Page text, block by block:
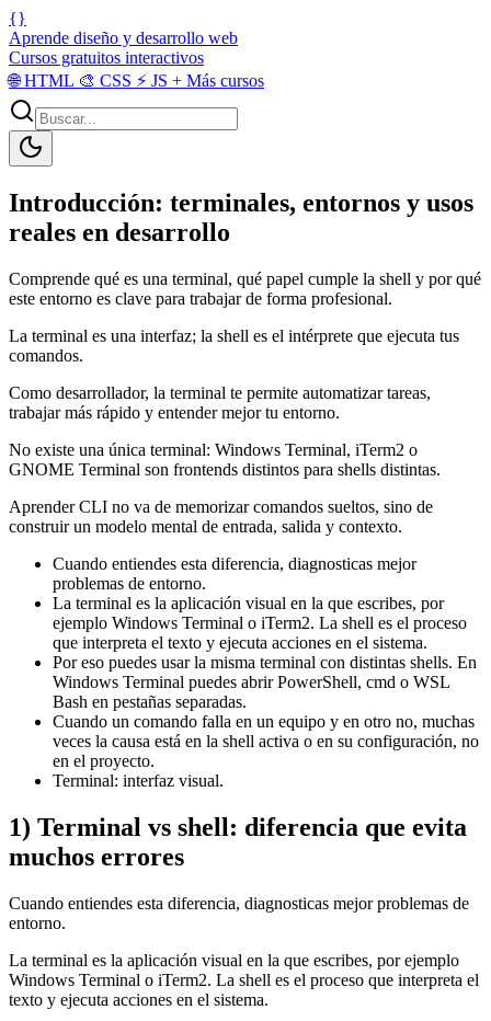
{}
Aprende diseño y desarrollo web
Cursos gratuitos interactivos
🌐HTML 🎨 CSS ⚡ JS + Más cursos
Introducción: terminales, entornos y usos
reales en desarrollo
Comprende qué es una terminal, qué papel cumple la shell y por qué
este entorno es clave para trabajar de forma profesional.
La terminal es una interfaz; la shell es el intérprete que ejecuta tus
comandos.
Como desarrollador, la terminal te permite automatizar tareas,
trabajar más rápido y entender mejor tu entorno.
No existe una única terminal: Windows Terminal, iTerm2 o
GNOME Terminal son frontends distintos para shells distintas.
Aprender CLI no va de memorizar comandos sueltos, sino de
construir un modelo mental de entrada, salida y contexto.
Cuando entiendes esta diferencia, diagnosticas mejor
problemas de entorno.
La terminal es la aplicación visual en la que escribes, por
ejemplo Windows Terminal o iTerm2. La shell es el proceso
que interpreta el texto y ejecuta acciones en el sistema.
Por eso puedes usar la misma terminal con distintas shells. En
Windows Terminal puedes abrir PowerShell, cmd o WSL
Bash en pestañas separadas.
Cuando un comando falla en un equipo y en otro no, muchas
veces la causa está en la shell activa o en su configuración, no
en el proyecto.
Terminal: interfaz visual.
1) Terminal vs shell: diferencia que evita
muchos errores
Cuando entiendes esta diferencia, diagnosticas mejor problemas de
entorno.
La terminal es la aplicación visual en la que escribes, por ejemplo
Windows Terminal o iTerm2. La shell es el proceso que interpreta el
texto y ejecuta acciones en el sistema.